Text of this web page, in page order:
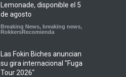
Lemonade, disponible el 5
de agosto
Breaking News, breaking news,
RokkersRecomienda
Las Fokin Biches anuncian
su gira internacional "Fuga
Tour 2026"